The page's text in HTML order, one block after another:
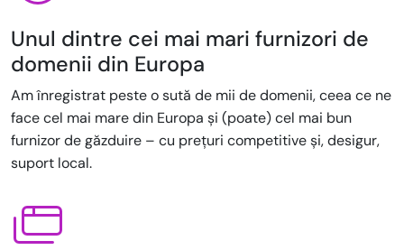
Unul dintre cei mai mari furnizori de
domenii din Europa
Am înregistrat peste o sută de mii de domenii, ceea ce ne
face cel mai mare din Europa și (poate) cel mai bun
furnizor de găzduire – cu prețuri competitive și, desigur,
suport local.